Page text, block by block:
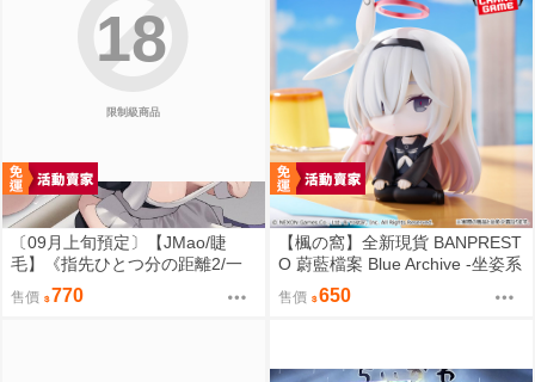
限制級商品
18
〔09月上旬預定〕【JMao/睫
毛】《指先ひとつ分の距離2/一
個指尖的距離2》多規格套組&單
品⬢黑市兔－睫毛貓舍 (parody:
售價 770
【楓の窩】全新現貨 BANPREST
O 蔚藍檔案 Blue Archive -坐姿系
列- 星奈【日版】
售價 650